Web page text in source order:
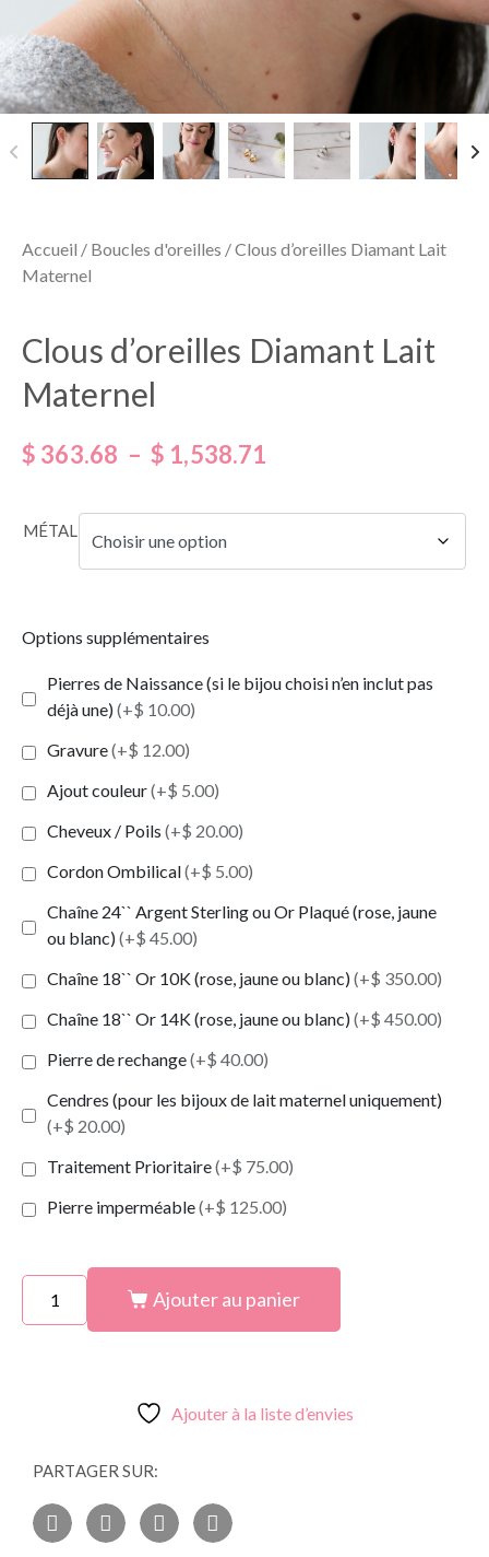
Accueil / Boucles d'oreilles / Clous d’oreilles Diamant Lait
Maternel
Clous d’oreilles Diamant Lait
Maternel
$ 363.68 – $ 1,538.71
MÉTAL
Options supplémentaires
Pierres de Naissance (si le bijou choisi n’en inclut pas
déjà une)(+$ 10.00)
Gravure(+$ 12.00)
Ajout couleur(+$ 5.00)
Cheveux / Poils (+$ 20.00)
Cordon Ombilical(+$ 5.00)
Chaîne 24`` Argent Sterling ou Or Plaqué (rose, jaune
ou blanc)(+$ 45.00)
Chaîne 18`` Or 10K (rose, jaune ou blanc)(+$ 350.00)
Chaîne 18`` Or 14K (rose, jaune ou blanc)(+$ 450.00)
Pierre de rechange(+$ 40.00)
Cendres (pour les bijoux de lait maternel uniquement)
(+$ 20.00)
Traitement Prioritaire(+$ 75.00)
Pierre imperméable(+$ 125.00)
Ajouter au panier
Ajouter à la liste d’envies
PARTAGER SUR: